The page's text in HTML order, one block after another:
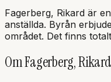
Fagerberg, Rikard är en
anställda. Byrån
området. Det finns
OmFagerberg, Rikard